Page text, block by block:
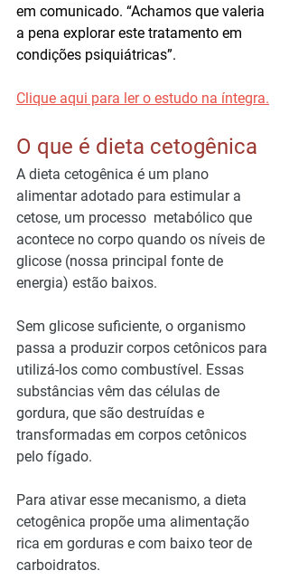
em comunicado. “Achamos que valeria
a pena explorar este tratamento em
condições psiquiátricas”.
Clique aqui para ler o estudo na íntegra.
O que é dieta cetogênica
A dieta cetogênica é um plano
alimentar adotado para estimular a
cetose, um processo  metabólico que
acontece no corpo quando os níveis de
glicose (nossa principal fonte de
energia) estão baixos.
Sem glicose suficiente, o organismo
passa a produzir corpos cetônicos para
utilizá-los como combustível. Essas
substâncias vêm das células de
gordura, que são destruídas e
transformadas em corpos cetônicos
pelo fígado.
Para ativar esse mecanismo, a dieta
cetogênica propõe uma alimentação
rica em gorduras e com baixo teor de
carboidratos.